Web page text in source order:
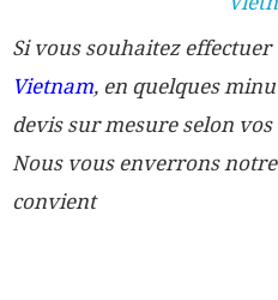
Si vous souhaitez effectuer
Vietnam, en quelques
devis sur mesure selon
Nous vous enverrons
convient